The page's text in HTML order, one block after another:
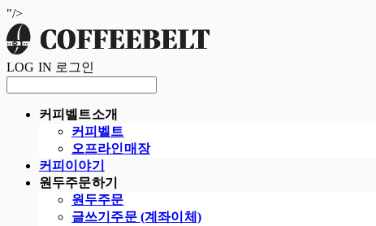
"/>
LOG IN 로그인
커피벨트소개
커피벨트
오프라인매장
커피이야기
원두주문하기
원두주문
글쓰기주문 (계좌이체)